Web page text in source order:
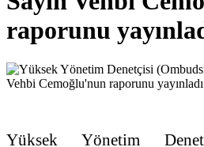
raporunu
Yüksek Yönetim